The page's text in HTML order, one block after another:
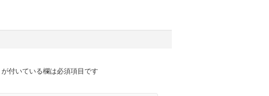
が付いている欄は必須項目です